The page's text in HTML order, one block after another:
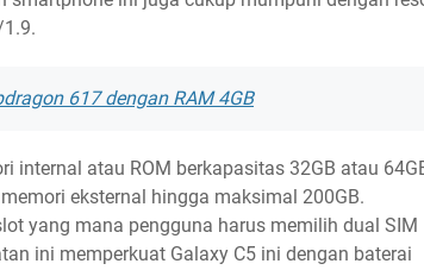
617 dengan RAM 4GB
internal atau ROM berkapasitas 32GB atau
eksternal hingga maksimal 200GB.
yang mana pengguna harus memilih dual SIM
ini memperkuat Galaxy C5 ini dengan baterai